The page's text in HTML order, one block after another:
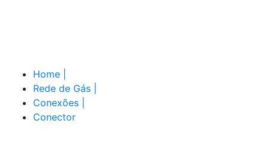
Home
Rede de Gás
Conexões
Conector